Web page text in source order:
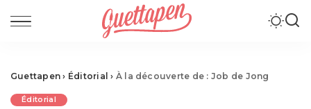
Guettapen › Éditorial › À la découverte de : Job de Jong
Éditorial